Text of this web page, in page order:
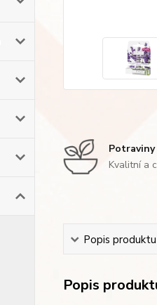
Kvalitní a
Popis produktu
Popis